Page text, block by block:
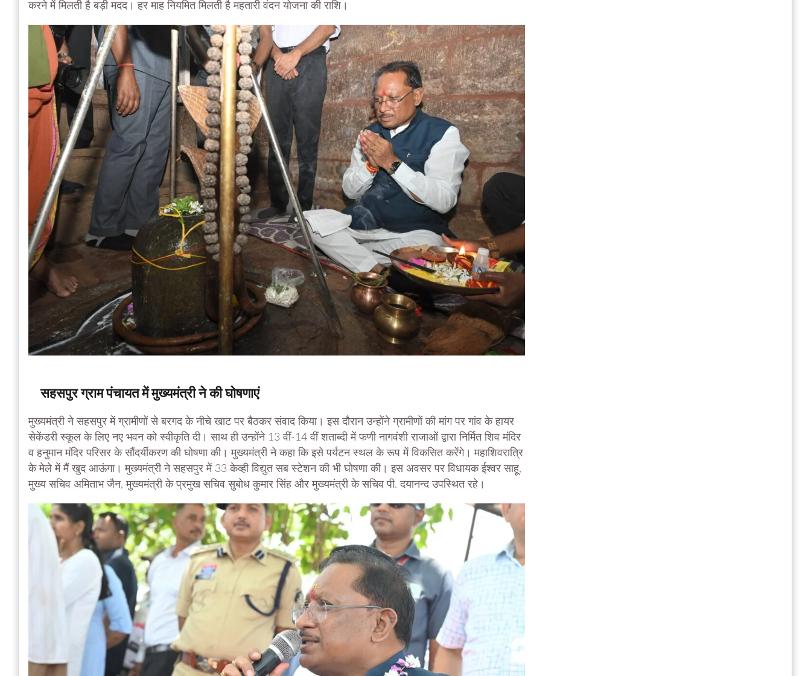
करने में मिलती है बड़ी मदद। हर माह नियमित मिलती है महतारी वंदन योजना की राशि।
सहसपुर ग्राम पंचायत में मुख्यमंत्री ने की घोषणाएं
मुख्यमंत्री ने सहसपुर में ग्रामीणों से बरगद के नीचे खाट पर बैठकर संवाद किया। इस दौरान उन्होंने ग्रामीणों की मांग पर गांव के हायर
सेकेंडरी स्कूल के लिए नए भवन को स्वीकृति दी। साथ ही उन्होंने 13 वीं-14 वीं शताब्दी में फणी नागवंशी राजाओं द्वारा निर्मित शिव मंदिर
व हनुमान मंदिर परिसर के सौंदर्यीकरण की घोषणा की। मुख्यमंत्री ने कहा कि इसे पर्यटन स्थल के रूप में विकसित करेंगे। महाशिवरात्रि
के मेले में मैं खुद आऊंगा। मुख्यमंत्री ने सहसपुर में 33 केव्ही विद्युत सब स्टेशन की भी घोषणा की। इस अवसर पर विधायक ईश्वर साहू,
मुख्य सचिव अमिताभ जैन, मुख्यमंत्री के प्रमुख सचिव सुबोध कुमार सिंह और मुख्यमंत्री के सचिव पी. दयानन्द उपस्थित रहे।